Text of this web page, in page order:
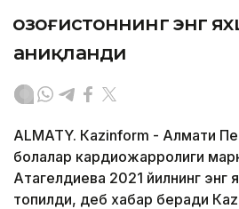
Қозоғистоннинг энг
аниқланди
ALMATY. Кazinform - Алмати
болалар кардиожарроҳлиги
Атагелдиева 2021 йилнинг энг
топилди, деб хабар беради